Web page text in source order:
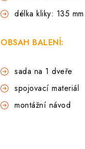
délka kliky: 135 mm
OBSAH BALENÍ:
sada na 1 dveře
spojovací materiál
montážní návod